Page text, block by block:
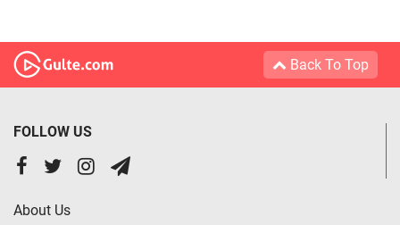
Back To Top
FOLLOW US
About Us